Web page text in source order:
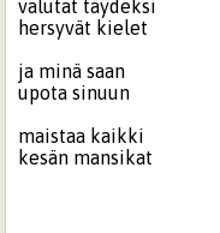
valutat täydeksi
hersyvät kielet
ja minä saan
upota sinuun
maistaa kaikki
kesän mansikat